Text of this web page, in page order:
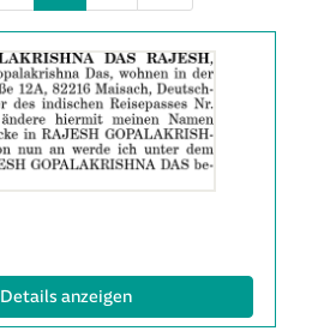
der
Anzeige
2061991
anzeigen
|
Info:
Details anzeigen(ID: 2061991)